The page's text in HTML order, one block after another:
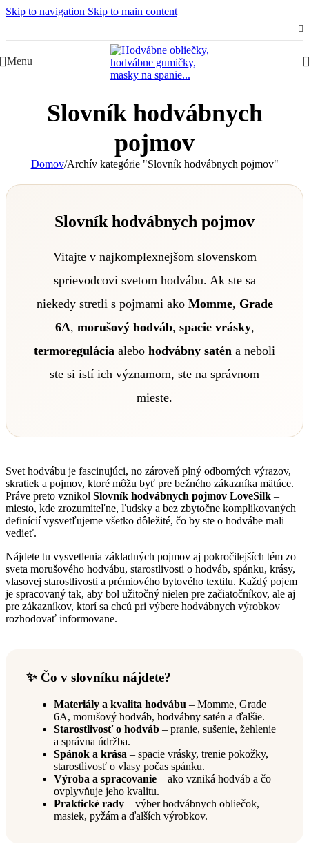
Skip to navigation Skip to main content
Menu
Slovník hodvábnych
pojmov
Domov/Archív kategórie "Slovník hodvábnych pojmov"
Slovník hodvábnych pojmov
Vitajte v najkomplexnejšom slovenskom
sprievodcovi svetom hodvábu. Ak ste sa
niekedy stretli s pojmami ako Momme, Grade
6A, morušový hodváb, spacie vrásky,
termoregulácia alebo hodvábny satén a neboli
ste si istí ich významom, ste na správnom
mieste.
Svet hodvábu je fascinujúci, no zároveň plný odborných výrazov,
skratiek a pojmov, ktoré môžu byť pre bežného zákazníka mätúce.
Práve preto vznikol Slovník hodvábnych pojmov LoveSilk –
miesto, kde zrozumiteľne, ľudsky a bez zbytočne komplikovaných
definícií vysvetľujeme všetko dôležité, čo by ste o hodvábe mali
vedieť.
Nájdete tu vysvetlenia základných pojmov aj pokročilejších tém zo
sveta morušového hodvábu, starostlivosti o hodváb, spánku, krásy,
vlasovej starostlivosti a prémiového bytového textilu. Každý pojem
je spracovaný tak, aby bol užitočný nielen pre začiatočníkov, ale aj
pre zákazníkov, ktorí sa chcú pri výbere hodvábnych výrobkov
rozhodovať informovane.
✨ Čo v slovníku nájdete?
Materiály a kvalita hodvábu – Momme, Grade
6A, morušový hodváb, hodvábny satén a ďalšie.
Starostlivosť o hodváb – pranie, sušenie, žehlenie
a správna údržba.
Spánok a krása – spacie vrásky, trenie pokožky,
starostlivosť o vlasy počas spánku.
Výroba a spracovanie – ako vzniká hodváb a čo
ovplyvňuje jeho kvalitu.
Praktické rady – výber hodvábnych obliečok,
masiek, pyžám a ďalších výrobkov.